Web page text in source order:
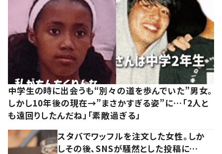
中学生の時に出会うも“別々の道を歩んでいた”男女。
しかし10年後の現在→”まさかすぎる姿”に…「2人と
も遠回りしたんだね」「素敵過ぎる」
スタバでワッフルを注文した女性。しか
しその後、SNSが騒然とした投稿に…